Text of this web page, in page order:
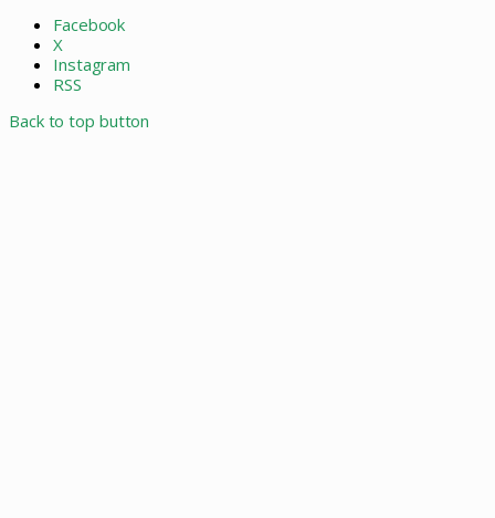
Facebook
X
Instagram
RSS
Back to top button